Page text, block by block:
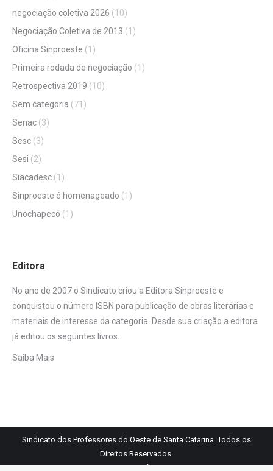
negociação coletiva 2026 (10)
Negociação Coletiva de 2013 (1)
Oficina Sinproeste (1)
Primeira rodada de negociação (1)
Retrospectiva 2019 (10)
Sem categoria (71)
Senac (3)
Sesc (3)
Sesi (2)
Siacadesc (1)
Sinproeste é homenageado (1)
Unochapecó (1)
Editora
No ano de 2007 o Sindicato criou a Editora Sinproeste e
conquistou o número ISBN para publicação de obras literárias e
materiais de interesse da categoria. Desde sua criação a editora
já editou os seguintes livros.
Saiba Mais
Sindicato dos Professores do Oeste de Santa Catarina. Todos os
Direitos Reservados.